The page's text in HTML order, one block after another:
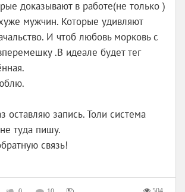
доказывают в работе(не только )
мужчин. Которые удивляют
И чтоб любовь морковь с
.В идеале будет тег
оставляю запись. Толи система
туда пишу.
связь!